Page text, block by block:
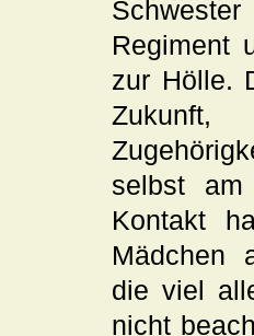
Regiment
zur Hölle.
selbst
Kontakt
Mädchen
die viel
nicht